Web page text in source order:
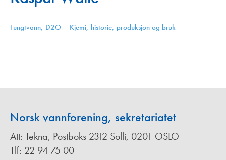
Tungtvann, D2O – Kjemi, historie, produksjon og bruk
Norsk vannforening, sekretariatet
Att: Tekna, Postboks 2312 Solli, 0201 OSLO
Tlf: 22 94 75 00